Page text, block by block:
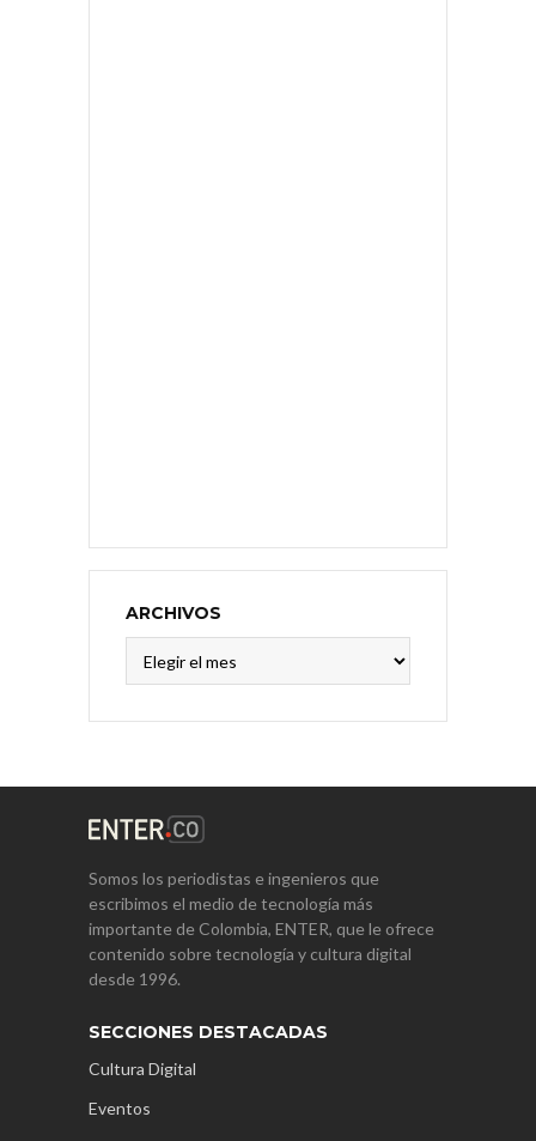
ARCHIVOS
Somos los periodistas e ingenieros que
escribimos el medio de tecnología más
importante de Colombia, ENTER, que le ofrece
contenido sobre tecnología y cultura digital
desde 1996.
SECCIONES DESTACADAS
Cultura Digital
Eventos